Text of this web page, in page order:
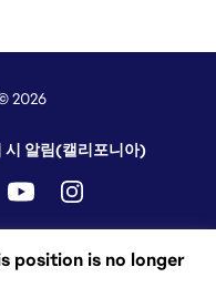
position is no longer
2026
시 알림(캘리포니아)